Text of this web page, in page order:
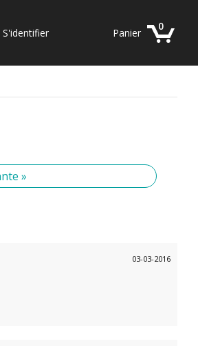
S'identifier
0
Panier
»
03-03-2016